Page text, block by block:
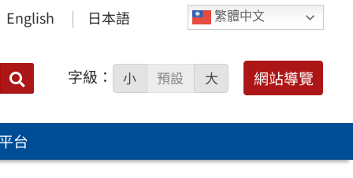
繁體中文
English 日本語
搜
尋：
字級： 小 預設 大 網站導覽
台